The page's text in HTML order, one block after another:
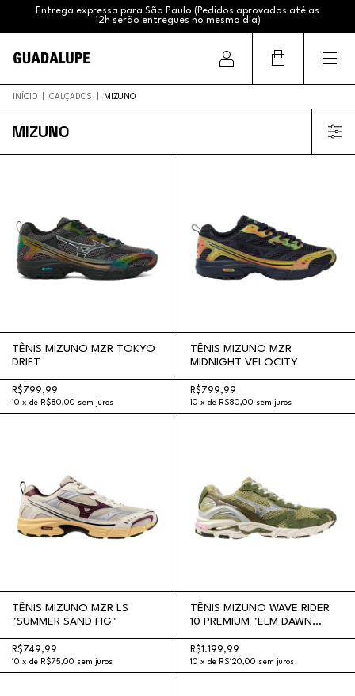
Entrega expressa para São Paulo (Pedidos aprovados até as
12h serão entregues no mesmo dia)
INÍCIO CALÇADOS MIZUNO
MIZUNO
TÊNIS MIZUNO MZR TOKYO
DRIFT
R$799,99
10 x de R$80,00 sem juros
TÊNIS MIZUNO MZR
MIDNIGHT VELOCITY
R$799,99
10 x de R$80,00 sem juros
TÊNIS MIZUNO MZR LS
"SUMMER SAND FIG"
R$749,99
10 x de R$75,00 sem juros
TÊNIS MIZUNO WAVE RIDER
10 PREMIUM "ELM DAWN
R$1.199,99
10 x de R$120,00 sem juros